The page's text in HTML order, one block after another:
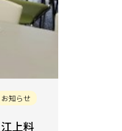
お知らせ
上料